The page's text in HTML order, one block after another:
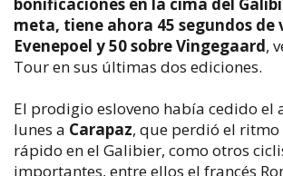
meta, tiene ahora 45 segundos de
Evenepoel y 50 sobre Vingegaard,
Tour en sus últimas dos ediciones.
El prodigio esloveno había cedido el
lunes a Carapaz, que perdió el
rápido en el Galibier, como otros
importantes, entre ellos el francés